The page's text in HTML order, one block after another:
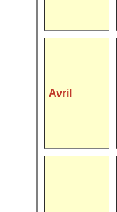
Avril